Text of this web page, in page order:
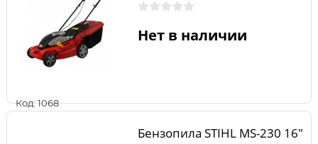
Код: 1068
Нет в наличии
Бензопила STIHL MS-230 16"